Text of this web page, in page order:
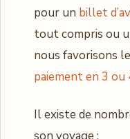
pour un billet
tout compris ou
nous favorisons
paiement en 3 ou
Il existe de
son voyage :